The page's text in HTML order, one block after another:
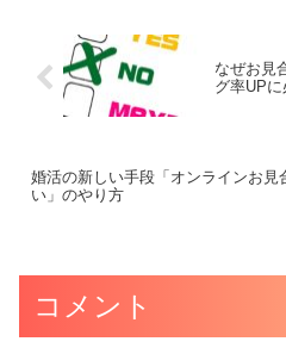
なぜお見
グ率UP
婚活の新しい手段「オンラインお見
い」のやり方
コメント